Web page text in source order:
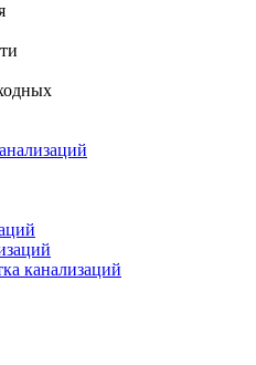
канализаций